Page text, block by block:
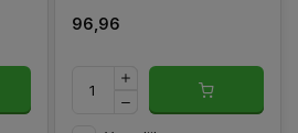
96,96